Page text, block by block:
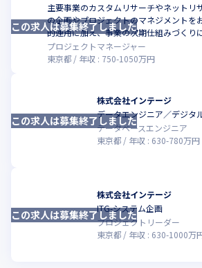
主要事業のカスタムリサーチやネットリ
の企画やプロジェクトのマネジメントを
的運用に加え、事業の次期仕組みづくり
プロジェクトマネージャー
東京都
年収 : 750-1050万円
この求人は募集終了しました
株式会社インテージ
データエンジニア／デジタ
データベースエンジニア
東京都
年収 : 630-780万円
この求人は募集終了しました
株式会社インテージ
ITG-システム企画
プロジェクトリーダー
東京都
年収 : 630-1000万
この求人は募集終了しました